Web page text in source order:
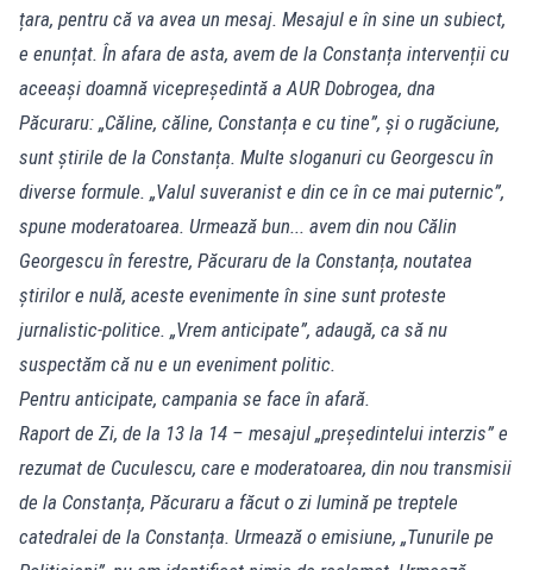
țara, pentru că va avea un mesaj. Mesajul e în sine un subiect,
e enunțat. În afara de asta, avem de la Constanța intervenții cu
aceeași doamnă vicepreședintă a AUR Dobrogea, dna
Păcuraru: „Căline, căline, Constanța e cu tine”, și o rugăciune,
sunt știrile de la Constanța. Multe sloganuri cu Georgescu în
diverse formule. „Valul suveranist e din ce în ce mai puternic”,
spune moderatoarea. Urmează bun... avem din nou Călin
Georgescu în ferestre, Păcuraru de la Constanța, noutatea
știrilor e nulă, aceste evenimente în sine sunt proteste
jurnalistic-politice. „Vrem anticipate”, adaugă, ca să nu
suspectăm că nu e un eveniment politic.
Pentru anticipate, campania se face în afară.
Raport de Zi, de la 13 la 14 – mesajul „președintelui interzis” e
rezumat de Cuculescu, care e moderatoarea, din nou transmisii
de la Constanța, Păcuraru a făcut o zi lumină pe treptele
catedralei de la Constanța. Urmează o emisiune, „Tunurile pe